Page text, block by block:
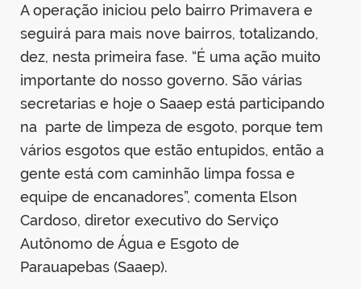
A operação iniciou pelo bairro Primavera e
seguirá para mais nove bairros, totalizando,
dez, nesta primeira fase. “É uma ação muito
importante do nosso governo. São várias
secretarias e hoje o Saaep está participando
na parte de limpeza de esgoto, porque tem
vários esgotos que estão entupidos, então a
gente está com caminhão limpa fossa e
equipe de encanadores”, comenta Elson
Cardoso, diretor executivo do Serviço
Autônomo de Água e Esgoto de
Parauapebas (Saaep).